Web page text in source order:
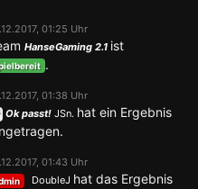
01:25 Uhr
HanseGaming 2.1 ist
.
01:38 Uhr
Ok passt! JSn. hat ein Ergebnis
01:43 Uhr
DoubleJ hat das Ergebnis